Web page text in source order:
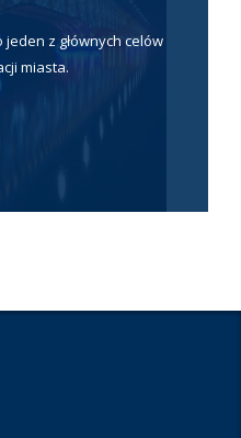
z głównych celów
miasta.